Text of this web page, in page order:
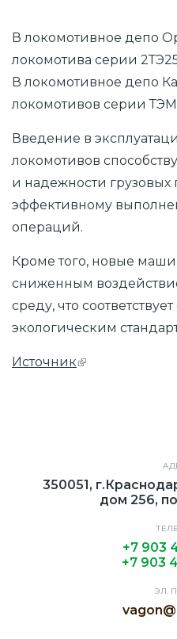
В локомотивное депо
локомотива серии
В локомотивное депо
локомотивов серии
Введение в
локомотивов
и надежности грузовых
эффективному
операций.
Кроме того, новые
сниженным
среду, что
экологическим
Источник
350051,
дом 256,
+7 903
+7 903
ЭЛ.